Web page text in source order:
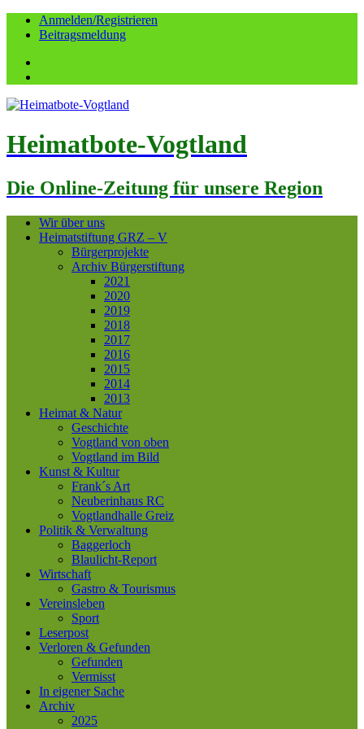
Anmelden/Registrieren
Beitragsmeldung
Heimatbote-Vogtland
Die Online-Zeitung für unsere Region
Wir über uns
Heimatstiftung GRZ – V
Bürgerprojekte
Archiv Bürgerstiftung
2021
2020
2019
2018
2017
2016
2015
2014
2013
Heimat & Natur
Geschichte
Vogtland von oben
Vogtland im Bild
Kunst & Kultur
Frank´s Art
Neuberinhaus RC
Vogtlandhalle Greiz
Politik & Verwaltung
Baggerloch
Blaulicht-Report
Wirtschaft
Gastro & Tourismus
Vereinsleben
Sport
Leserpost
Verloren & Gefunden
Gefunden
Vermisst
In eigener Sache
Archiv
2025